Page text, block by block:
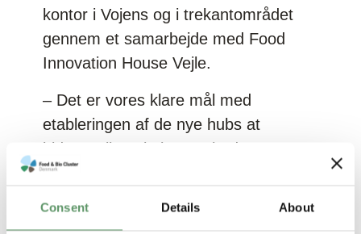
Consent Details About
kontor i Vojens og i trekantområdet
gennem et samarbejde med Food
Innovation House Vejle.
– Det er vores klare mål med
etableringen af de nye hubs at
bidrage til at skabe nærhed og
intensivere både mængden og